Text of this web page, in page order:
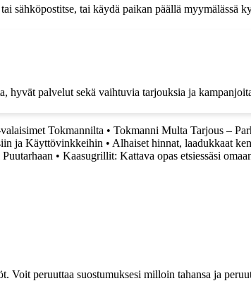
sähköpostitse, tai käydä paikan päällä myymälässä
palvelut sekä vaihtuvia tarjouksia ja
Tokmannilta • Tokmanni Multa Tarjous –
ja Käyttövinkkeihin • Alhaiset hinnat, laadukkaat
• Kaasugrillit: Kattava opas etsiessäsi
peruuttaa suostumuksesi milloin tahansa ja